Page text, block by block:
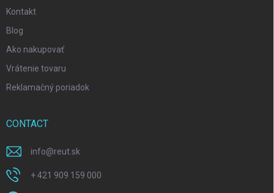
Kontakt
Blog
Ako nakupovať
Vrátenie tovaru
Reklamačný poriadok
CONTACT
info@reut.sk
+ 421 909 159 000